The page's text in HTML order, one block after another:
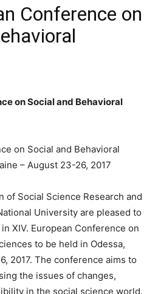
Conference on
on Social and Behavioral
on Social and Behavioral
– August 23-26, 2017
of Social Science Research and
University are pleased to
XIV. European Conference on
to be held in Odessa,
2017. The conference aims to
the issues of changes,
in the social science world.